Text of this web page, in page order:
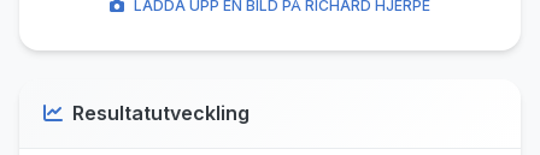
LADDA UPP EN BILD PÅ RICHARD HJERPE
Resultatutveckling